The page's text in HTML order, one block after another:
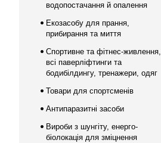
водопостачання й опалення
Екозасобу для прання,
прибирання та миття
Спортивне та фітнес-живлення,
всі паверліфтинги та
бодибілдингу, тренажери, одяг
Товари для спортсменів
Антипаразитні засоби
Вироби з шунгіту, енерго-
біолокація для зміцнення